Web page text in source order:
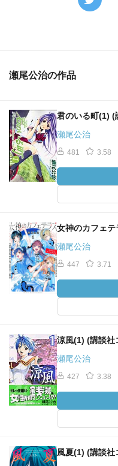
瀬尾公治の作品
君のいる町(1) (
瀬尾公治
481 3.58
女神のカフェ
瀬尾公治
447 3.71
涼風(1) (講談社
瀬尾公治
427 3.38
風夏(1) (講談社